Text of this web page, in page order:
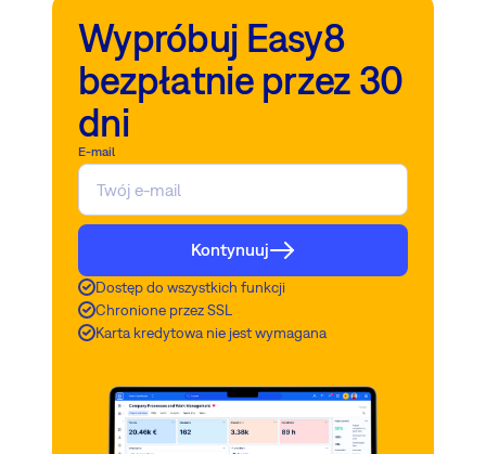
Wypróbuj Easy8
bezpłatnie przez 30
dni
E-mail
Kontynuuj
Dostęp do wszystkich funkcji
Chronione przez SSL
Karta kredytowa nie jest wymagana